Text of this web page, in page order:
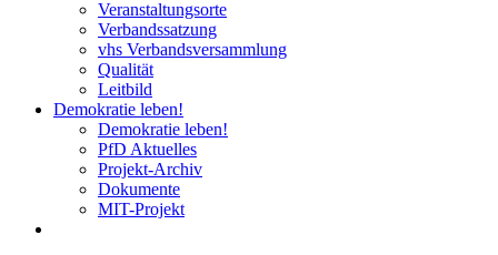
Veranstaltungsorte
Verbandssatzung
vhs Verbandsversammlung
Qualität
Leitbild
Demokratie leben!
Demokratie leben!
PfD Aktuelles
Projekt-Archiv
Dokumente
MIT-Projekt